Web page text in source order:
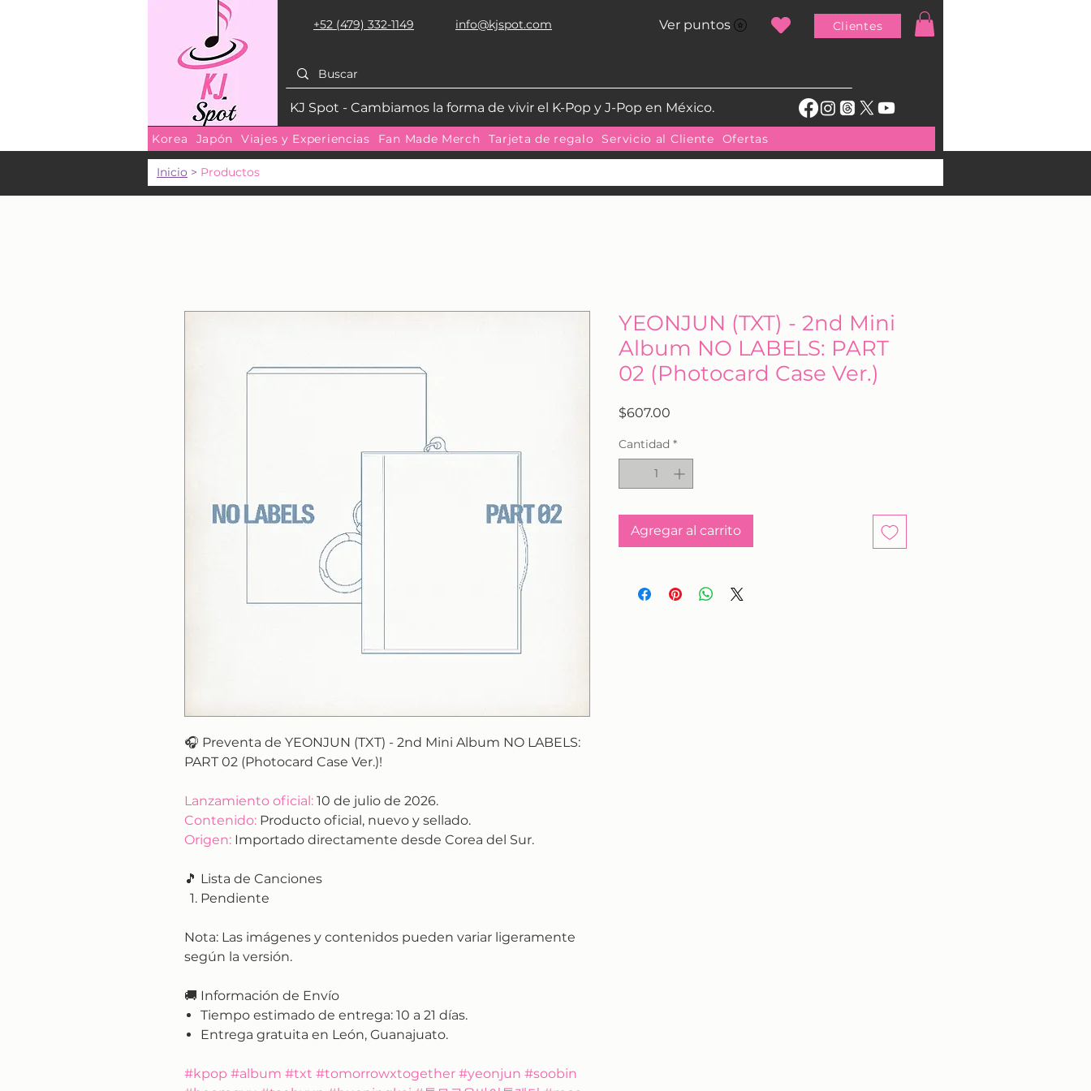
+52 (479) 332-1149 info@kjspot.com Ver puntos Clientes
KJ Spot - Cambiamos la forma de vivir el K-Pop y J-Pop en México.
Korea Japón Viajes y Experiencias Fan Made Merch Tarjeta de regalo Servicio al Cliente Ofertas
Inicio > Productos
🎧 Preventa de YEONJUN (TXT) - 2nd Mini Album NO LABELS:
PART 02 (Photocard Case Ver.)!
Lanzamiento oficial: 10 de julio de 2026.
Contenido: Producto oficial, nuevo y sellado.
Origen: Importado directamente desde Corea del Sur.
🎵 Lista de Canciones
Pendiente
Nota: Las imágenes y contenidos pueden variar ligeramente
según la versión.
🚚 Información de Envío
Tiempo estimado de entrega: 10 a 21 días.
Entrega gratuita en León, Guanajuato.
#kpop #album #txt #tomorrowxtogether #yeonjun #soobin
YEONJUN (TXT) - 2nd Mini
Album NO LABELS: PART
02 (Photocard Case Ver.)
$607.00
Cantidad *
Agregar al carrito